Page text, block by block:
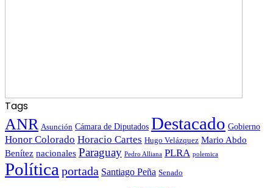
Tags
ANR Asunción Cámara de Diputados Destacado Gobierno
Honor Colorado Horacio Cartes Hugo Velázquez Mario Abdo
Benítez nacionales Paraguay Pedro Alliana PLRA polemica
Política portada Santiago Peña Senado